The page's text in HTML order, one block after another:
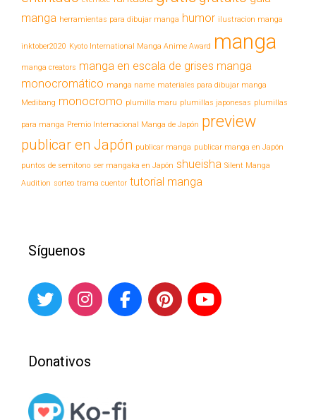
manga herramientas para dibujar manga humor ilustracion manga
inktober2020 Kyoto International Manga Anime Award manga
manga creators manga en escala de grises manga
monocromático manga name materiales para dibujar manga
Medibang monocromo plumilla maru plumillas japonesas plumillas
para manga Premio Internacional Manga de Japón preview
publicar en Japón publicar manga publicar manga en Japón
puntos de semitono ser mangaka en Japón shueisha Silent Manga
Audition sorteo trama cuentor tutorial manga
Síguenos
Donativos